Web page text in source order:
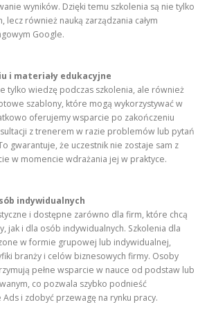
wyników. Dzięki temu szkolenia są nie tylko
lecz również nauką zarządzania całym
Google.
i materiały edukacyjne
tylko wiedzę podczas szkolenia, ale również
szablony, które mogą wykorzystywać w
oferujemy wsparcie po zakończeniu
z trenerem w razie problemów lub pytań
gwarantuje, że uczestnik nie zostaje sam z
w momencie wdrażania jej w praktyce.
indywidualnych
i dostępne zarówno dla firm, które chcą
jak i dla osób indywidualnych. Szkolenia dla
w formie grupowej lub indywidualnej,
branży i celów biznesowych firmy. Osoby
pełne wsparcie w nauce od podstaw lub
co pozwala szybko podnieść
i zdobyć przewagę na rynku pracy.